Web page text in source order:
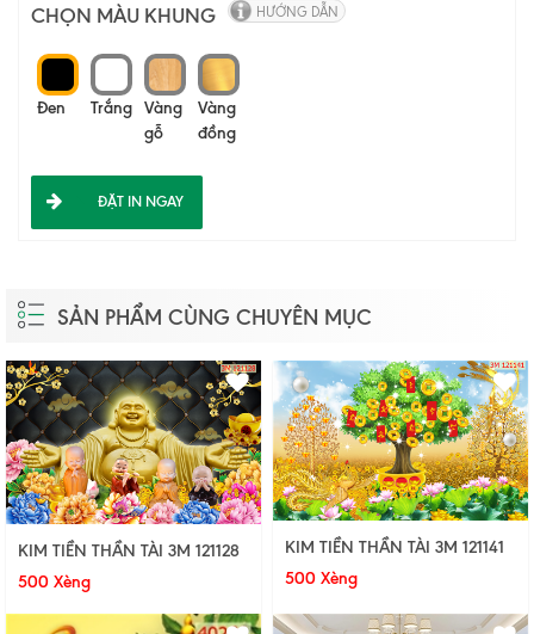
CHỌN MÀU KHUNG HƯỚNG DẪN
Đen Trắng Vàng
gỗ
Vàng
đồng
ĐẶT IN NGAY
SẢN PHẨM CÙNG CHUYÊN MỤC
KIM TIỀN THẦN TÀI 3M 121128
500 Xèng
KIM TIỀN THẦN TÀI 3M 121141
500 Xèng